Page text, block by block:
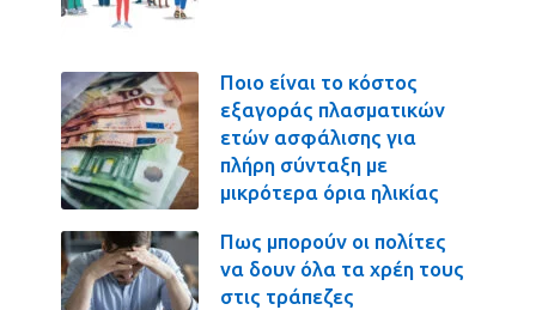
Ποιο είναι το κόστος
εξαγοράς πλασματικών
ετών ασφάλισης για
πλήρη σύνταξη με
μικρότερα όρια ηλικίας
Πως μπορούν οι πολίτες
να δουν όλα τα χρέη τους
στις τράπεζες